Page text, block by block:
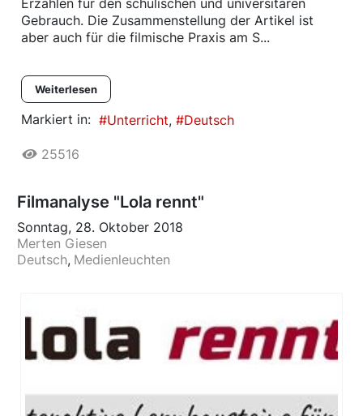
Erzählen für den schulischen und universitären
Gebrauch. Die Zusammenstellung der Artikel ist
aber auch für die filmische Praxis am S...
Weiterlesen
Markiert in: Unterricht Deutsch
25516
Filmanalyse "Lola rennt"
Sonntag, 28. Oktober 2018
Merten Giesen
Deutsch Medienleuchten